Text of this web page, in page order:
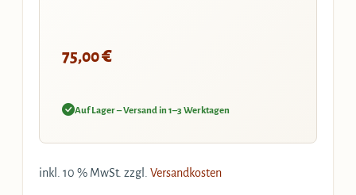
75,00€
Auf Lager – Versand in 1–3 Werktagen
inkl. 10 % MwSt. zzgl. Versandkosten